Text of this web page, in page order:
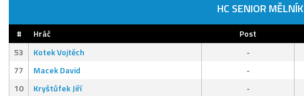
HC SENIOR MĚLNÍK
# Hráč Post
53
Kotek Vojtěch -
77
Macek David -
10
Kryštůfek Jiří -